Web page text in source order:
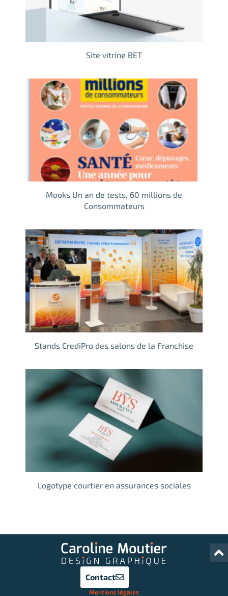
Site vitrine BET
Mooks Un an de tests, 60 millions de
Consommateurs
Stands CrediPro des salons de la Franchise
Logotype courtier en assurances sociales
Mentions légales
Contact